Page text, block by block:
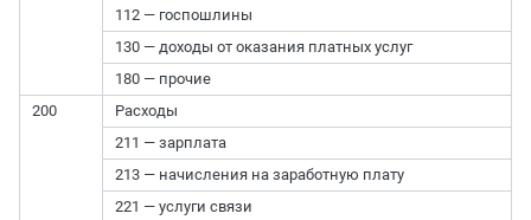
112 — госпошлины
130 — доходы от оказания платных услуг
180 — прочие
200
Расходы
211 — зарплата
213 — начисления на заработную плату
221 — услуги связи